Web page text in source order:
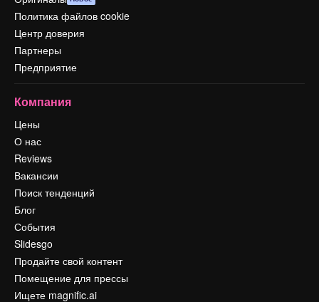
Политика файлов cookie
Центр доверия
Партнеры
Предприятие
Компания
Цены
О нас
Reviews
Вакансии
Поиск тенденций
Блог
События
Slidesgo
Продайте свой контент
Помещение для прессы
Ищете magnific.ai